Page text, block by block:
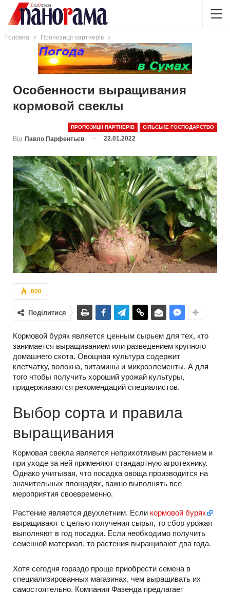
Головна Пропозиції партнерів
Особенности выращивания
кормовой свеклы
ПРОПОЗИЦІЇ ПАРТНЕРІВ СІЛЬСЬКЕ ГОСПОДАРСТВО
Від Павло Парфентьєв 22.01.2022
600
Поділитися
Кормовой буряк является ценным сырьем для тех, кто
занимается выращиванием или разведением крупного
домашнего скота. Овощная культура содержит
клетчатку, волокна, витамины и микроэлементы. А для
того чтобы получить хороший урожай культуры,
придерживаются рекомендаций специалистов.
Выбор сорта и правила
выращивания
Кормовая свекла является неприхотливым растением и
при уходе за ней применяют стандартную агротехнику.
Однако учитывая, что посадка овоща производится на
значительных площадях, важно выполнять все
мероприятия своевременно.
Растение является двухлетним. Если кормовой буряк
выращивают с целью получения сырья, то сбор урожая
выполняют в год посадки. Если необходимо получить
семенной материал, то растения выращивают два года.
Хотя сегодня гораздо проще приобрести семена в
специализированных магазинах, чем выращивать их
самостоятельно. Компания Фазенда предлагает